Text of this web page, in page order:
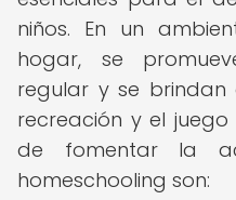
niños. En un
hogar, se
regular y se
recreación y el
de fomentar la
homeschooling son: